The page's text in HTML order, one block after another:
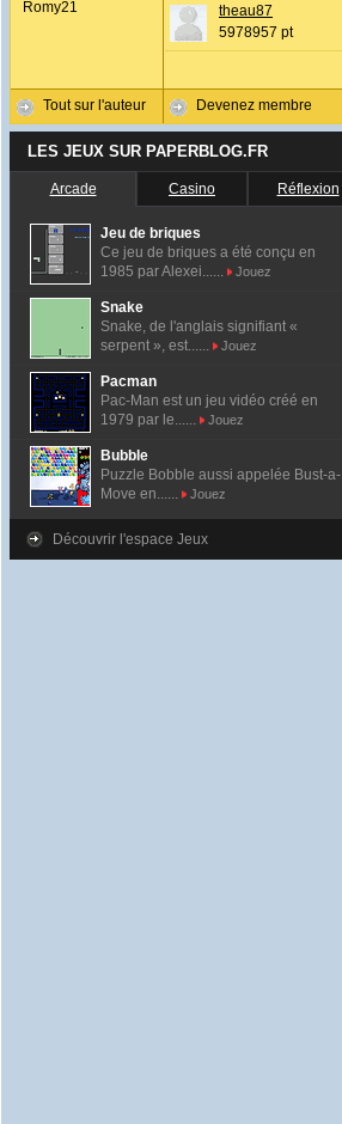
Romy21
Tout sur l'auteur
theau87
5978957 pt
Devenez membre
LES JEUX SUR PAPERBLOG.FR
Arcade Casino Réflexion
Jeu de briques
Ce jeu de briques a été conçu en
1985 par Alexei......
Jouez
Snake
Snake, de l'anglais signifiant «
serpent », est......
Jouez
Pacman
Pac-Man est un jeu vidéo créé en
1979 par le......
Jouez
Bubble
Puzzle Bobble aussi appelée Bust-a-
Move en......
Jouez
Découvrir l'espace Jeux